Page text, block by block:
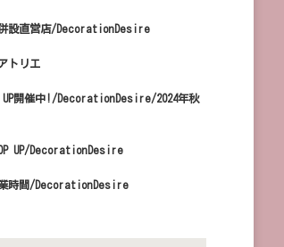
設直営店/DecorationDesire
トリエ
UP開催中!/DecorationDesire/2024年秋
UP/DecorationDesire
業時間/DecorationDesire